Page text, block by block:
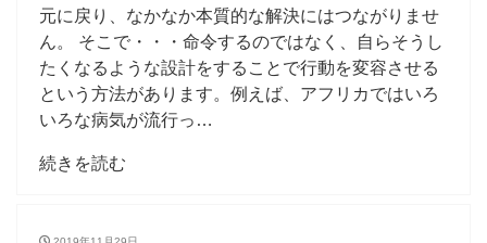
元に戻り、なかなか本質的な解決にはつながりませ
ん。 そこで・・・命令するのではなく、自らそうし
たくなるような設計をすることで行動を変容させる
という方法があります。例えば、アフリカではいろ
いろな病気が流行っ…
続きを読む